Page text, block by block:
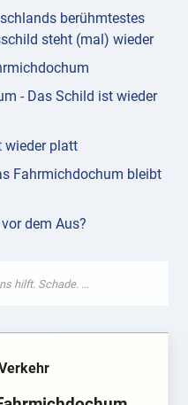
berühmtestes
steht (mal) wieder
- Das Schild ist wieder
wieder platt
Fahrmichdochum bleibt
dem Aus?